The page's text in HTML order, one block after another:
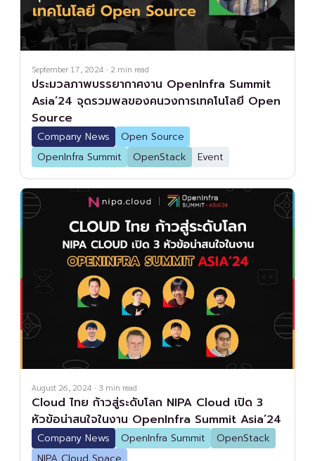
September 17, 2024 · 2 min read
ประมวลภาพบรรยากาศงาน OpenInfra Summit
Asia’24 จุดรวมพลของคนวงการเทคโนโลยี Open
Source
Company News
Open Source
OpenInfra Summit
OpenStack Event
August 26, 2024 · 3 min read
Cloud ไทย ก้าวสู่ระดับโลก NIPA Cloud เปิด 3
หัวข้อน่าสนใจในงาน OpenInfra Summit Asia’24
Company News OpenInfra Summit
OpenStack